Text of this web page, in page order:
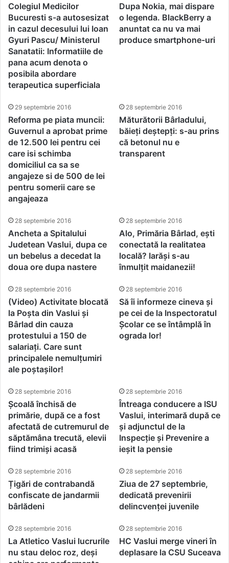
Colegiul Medicilor
Bucuresti s-a autosesizat
in cazul decesului lui Ioan
Gyuri Pascu/ Ministerul
Sanatatii: Informatiile de
pana acum denota o
posibila abordare
terapeutica superficiala
Dupa Nokia, mai dispare
o legenda. BlackBerry a
anuntat ca nu va mai
produce smartphone-uri
29 septembrie 2016
Reforma pe piata muncii:
Guvernul a aprobat prime
de 12.500 lei pentru cei
care isi schimba
domiciliul ca sa se
angajeze si de 500 de lei
pentru somerii care se
angajeaza
28 septembrie 2016
Măturătorii Bârladului,
băieți deștepți: s-au prins
că betonul nu e
transparent
28 septembrie 2016
Ancheta a Spitalului
Judetean Vaslui, dupa ce
un bebelus a decedat la
doua ore dupa nastere
28 septembrie 2016
Alo, Primăria Bârlad, ești
conectată la realitatea
locală? Iarăși s-au
înmulțit maidanezii!
28 septembrie 2016
(Video) Activitate blocată
la Poșta din Vaslui și
Bârlad din cauza
protestului a 150 de
salariați. Care sunt
principalele nemulțumiri
ale poștașilor!
28 septembrie 2016
Să îi informeze cineva și
pe cei de la Inspectoratul
Școlar ce se întâmplă în
ograda lor!
28 septembrie 2016
Școală închisă de
primărie, după ce a fost
afectată de cutremurul de
săptămâna trecută, elevii
fiind trimiși acasă
28 septembrie 2016
Întreaga conducere a ISU
Vaslui, interimară după ce
și adjunctul de la
Inspecție și Prevenire a
ieșit la pensie
28 septembrie 2016
Țigări de contrabandă
confiscate de jandarmii
bârlădeni
28 septembrie 2016
Ziua de 27 septembrie,
dedicată prevenirii
delincvenței juvenile
28 septembrie 2016
La Atletico Vaslui lucrurile
nu stau deloc roz, deși
28 septembrie 2016
HC Vaslui merge vineri în
deplasare la CSU Suceava